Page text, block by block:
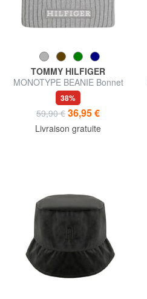
TOMMY HILFIGER
MONOTYPE BEANIE Bonnet
en coton et laine
38%
59,90 € 36,95 €
Livraison gratuite